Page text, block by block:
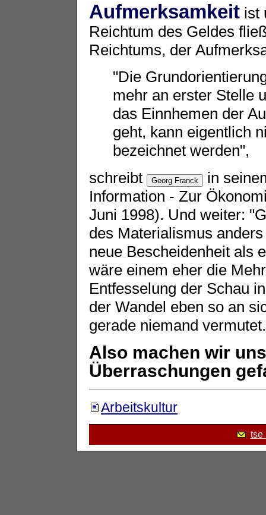
Aufmerksamkeit ist
Reichtum des Geldes
Reichtums, der
"Die
mehr an erster Stelle
das Einnhemen der
geht, kann eigentlich
bezeichnet werden",
schreibt
in
Information - Zur
Juni 1998). Und weiter:
des Materialismus
neue Bescheidenheit als
wäre einem eher die
Entfesselung der Schau
der Wandel eben so an
gerade niemand
Also machen wir
Überraschungen
Arbeitskultur
tse